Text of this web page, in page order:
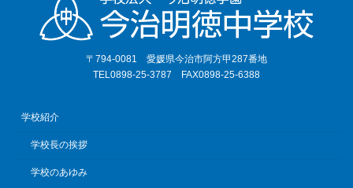
〒794-0081 愛媛県今治市阿方甲287番地
TEL0898-25-3787 FAX0898-25-6388
学校紹介
学校長の挨拶
学校のあゆみ